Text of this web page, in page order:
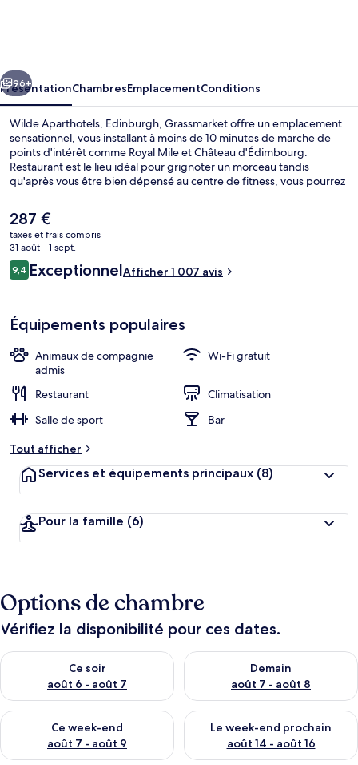
Suivant
96+
PrésentationChambresEmplacementConditions
Wilde Aparthotels, Edinburgh, Grassmarket offre un emplacement
sensationnel, vous installant à moins de 10 minutes de marche de
points d'intérêt comme Royal Mile et Château d'Édimbourg.
Restaurant est le lieu idéal pour grignoter un morceau tandis
qu'après vous être bien dépensé au centre de fitness, vous pourrez
Cathedral se trouvent par ailleurs à moins de 10 minutes à pied. Les
autres voyageurs ne tarissent pas d'éloges en ce qui concerne le
personnel attentionné et l'emplacement. Les transports publics sont
tout proches. Arrêt de tram Princes Street se situe à seulement 12
min à pied.
Le
prix
actuel
est
de
287 €
taxes et frais compris
31 août - 1 sept.
Avis
voyageurs
9,49,4 sur 10
ExceptionnelAfficher 1 007 avis
Équipements populaires
Animaux de compagnie
admis
Wi-Fi gratuit
Restaurant
Climatisation
Salle de sport
Bar
Tout afficher
Services et équipements principaux (8)
Pour la famille (6)
Options de chambre
Vérifiez la disponibilité pour ces dates.
Ce soir
août 6 - août 7
Vérifier la disponibilité pour ce soir août 6 - août 7
Demain
août 7 - août 8
Vérifier la disponibilité pour
Ce week-end
août 7 - août 9
Vérifier la disponibilité pour ce week-end août 7 - août 9
Le week-end prochain
août 14 - août 16
Vérifier la disponibilité pour